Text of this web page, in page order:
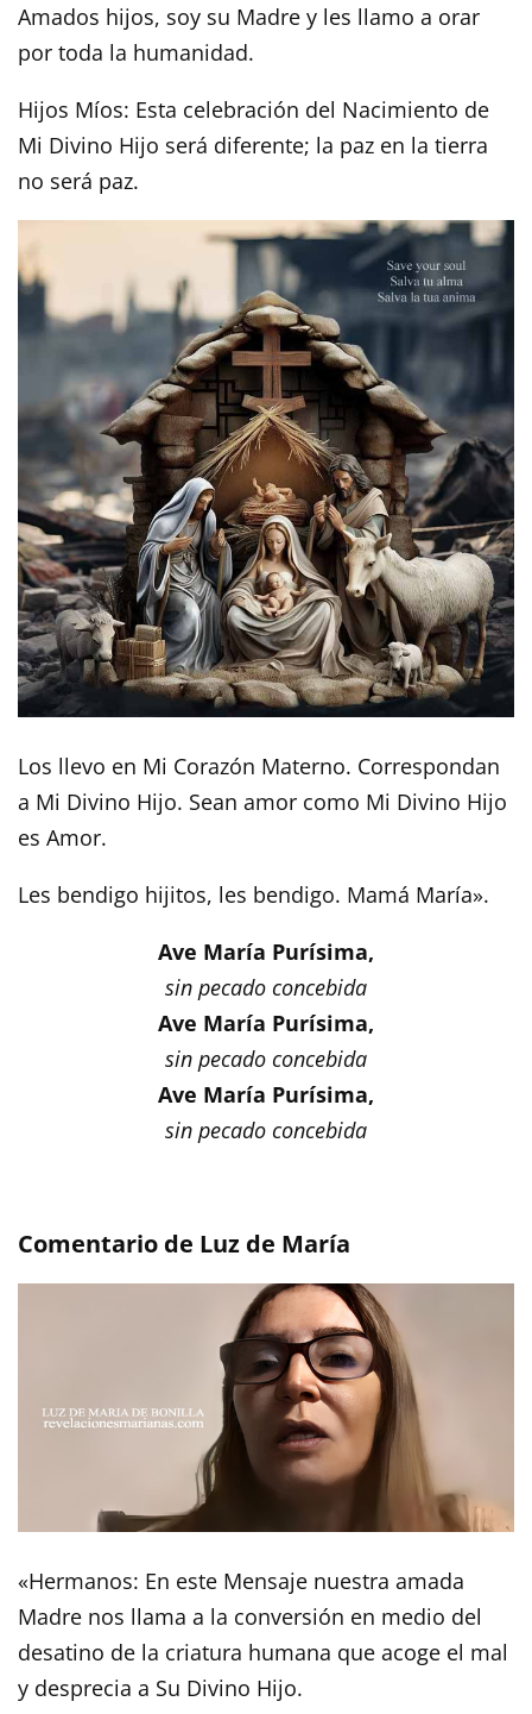
Amados hijos, soy su Madre y les llamo a orar
por toda la humanidad.
Hijos Míos: Esta celebración del Nacimiento de
Mi Divino Hijo será diferente; la paz en la tierra
no será paz.
Los llevo en Mi Corazón Materno. Correspondan
a Mi Divino Hijo. Sean amor como Mi Divino Hijo
es Amor.
Les bendigo hijitos, les bendigo. Mamá María».
Ave María Purísima,
sin pecado concebida
Ave María Purísima,
sin pecado concebida
Ave María Purísima,
sin pecado concebida
Comentario de Luz de María
«Hermanos: En este Mensaje nuestra amada
Madre nos llama a la conversión en medio del
desatino de la criatura humana que acoge el mal
y desprecia a Su Divino Hijo.